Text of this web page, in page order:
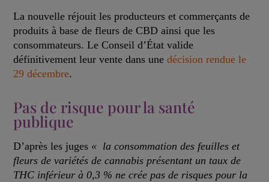
La nouvelle réjouit les producteurs et commerçants de
produits à base de fleurs de CBD ainsi que les
consommateurs. Le Conseil d’État valide
définitivement leur vente dans unedécision rendue le
29 décembre.
Pas de risque pour la santé
publique
D’après les juges « la consommation des feuilles et
fleurs de variétés de cannabis présentant un taux de
THC inférieur à 0,3 % ne crée pas de risques pour la